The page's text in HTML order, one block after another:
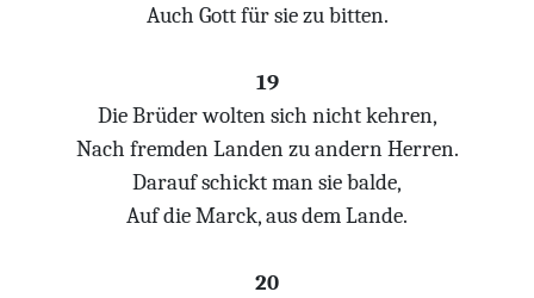
Auch Gott für sie zu bitten.
19
Die Brüder wolten sich nicht kehren,
Nach fremden Landen zu andern Herren.
Darauf schickt man sie balde,
Auf die Marck, aus dem Lande.
20